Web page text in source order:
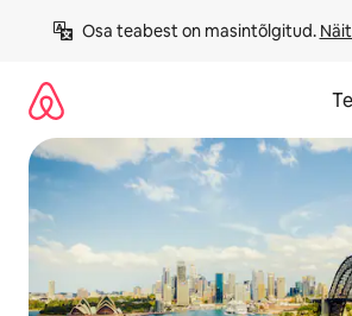
Osa teabest on masintõlgitud.